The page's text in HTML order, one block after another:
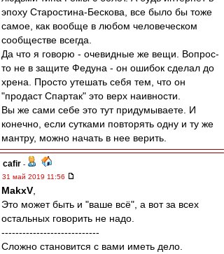
эпоху Старостина-Бескова, все было бы тоже
самое, как вообще в любом человеческом
сообществе всегда.
Да что я говорю - очевидные же вещи. Вопрос-
то не в защите Федуна - он ошибок сделал до
хрена. Просто утешать себя тем, что он
"продаст Спартак" это верх наивности.
Вы же сами себе это тут придумываете. И
конечно, если сутками повторять одну и ту же
мантру, можно начать в нее верить.
cafir -
31 май 2019 11:56
MakxV
Это может быть и "ваше всё", а вот за всех
остальных говорить не надо.
----------------------------
Сложно становится с вами иметь дело.